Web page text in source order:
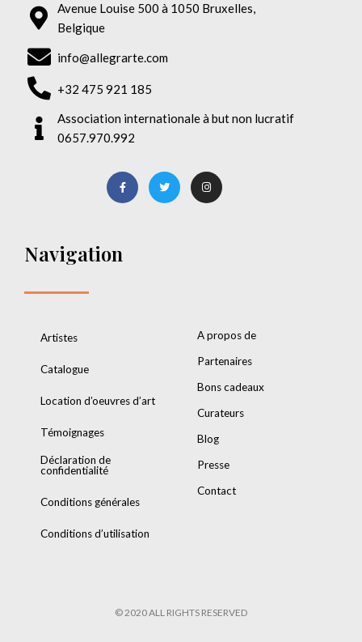
Avenue Louise 500 à 1050 Bruxelles,
Belgique
info@allegrarte.com
+32 475 921 185
Association internationale à but non lucratif
0657.970.992
Navigation
Artistes
Catalogue
Location d’oeuvres d’art
Témoignages
Déclaration de
confidentialité
Conditions générales
Conditions d’utilisation
A propos de
Partenaires
Bons cadeaux
Curateurs
Blog
Presse
Contact
© 2020 ALL RIGHTS RESERVED